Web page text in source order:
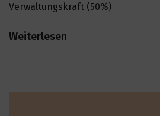
Verwaltungskraft (50%)
Weiterlesen